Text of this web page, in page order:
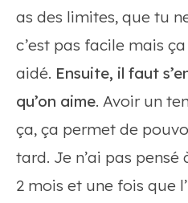
as des limites, que tu
c’est pas facile mais
aidé. Ensuite, il faut
qu’on aime. Avoir un
ça, ça permet de
tard. Je n’ai pas
2 mois et une fois que